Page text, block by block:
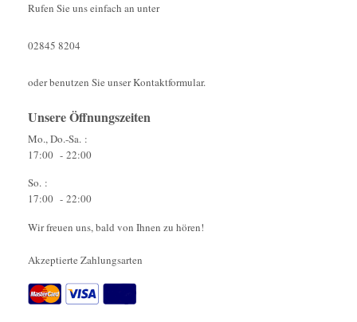
Rufen Sie uns einfach an unter
02845 8204
oder benutzen Sie unser Kontaktformular.
Unsere Öffnungszeiten
Mo., Do.-Sa. :
17:00 - 22:00
So. :
17:00 - 22:00
Wir freuen uns, bald von Ihnen zu hören!
Akzeptierte Zahlungsarten